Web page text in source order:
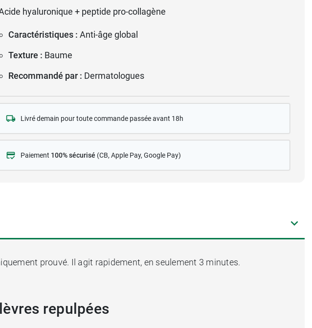
hyaluronique + peptide pro-collagène
Caractéristiques : Anti-âge global
Texture : Baume
Recommandé par : Dermatologues
Livré demain pour toute commande passée avant 18h
Paiement 100% sécurisé (CB, Apple Pay, Google Pay)
prouvé. Il agit rapidement, en seulement 3 minutes.
repulpées